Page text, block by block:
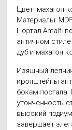
Цвет: махагон
Материалы:
Портал Amalfi
античном
дуб и махагон
Изящный
кронштейны
бокам
утонченность
высокий
завершает